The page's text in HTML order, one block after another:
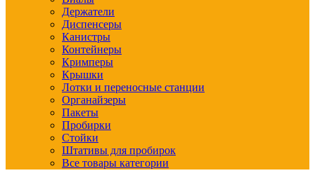
Держатели
Диспенсеры
Канистры
Контейнеры
Кримперы
Крышки
Лотки и переносные станции
Органайзеры
Пакеты
Пробирки
Стойки
Штативы для пробирок
Все товары категории